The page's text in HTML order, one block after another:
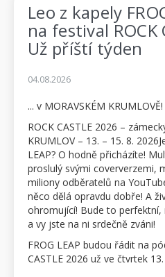
Leo z kapely
na festival ROCK
Už příští týden
04.08.2026
... v MORAVSKÉM KRUMLOVĚ!
ROCK CASTLE 2026 –
KRUMLOV – 13. – 15. 8.
LEAP? O hodně přicházíte!
proslulý svými coververzemi,
miliony odběratelů na
něco dělá opravdu dobře! A
ohromující! Bude to
a vy jste na ni srdečně zváni!
FROG LEAP budou řádit na
CASTLE 2026 už ve čtvrtek